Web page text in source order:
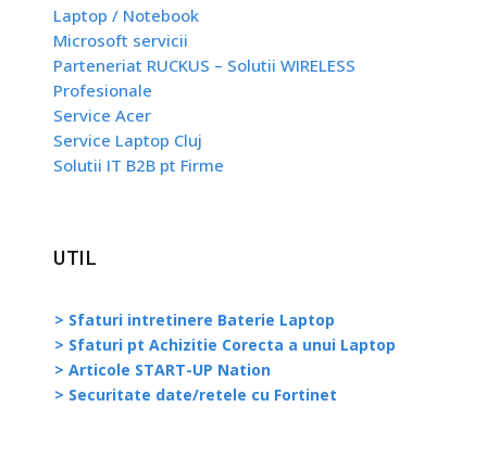
Laptop / Notebook
Microsoft servicii
Parteneriat RUCKUS – Solutii WIRELESS
Profesionale
Service Acer
Service Laptop Cluj
Solutii IT B2B pt Firme
UTIL
> Sfaturi intretinere Baterie Laptop
> Sfaturi pt Achizitie Corecta a unui Laptop
> Articole START-UP Nation
> Securitate date/retele cu Fortinet